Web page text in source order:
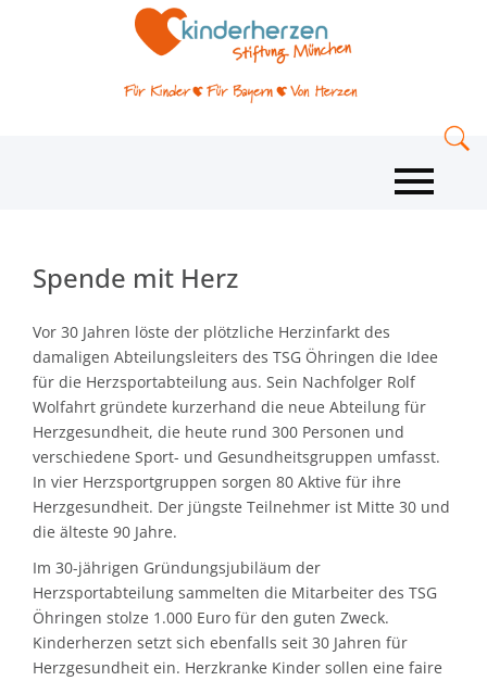
Spende mit Herz
Vor 30 Jahren löste der plötzliche Herzinfarkt des
damaligen Abteilungsleiters des TSG Öhringen die Idee
für die Herzsportabteilung aus. Sein Nachfolger Rolf
Wolfahrt gründete kurzerhand die neue Abteilung für
Herzgesundheit, die heute rund 300 Personen und
verschiedene Sport- und Gesundheitsgruppen umfasst.
In vier Herzsportgruppen sorgen 80 Aktive für ihre
Herzgesundheit. Der jüngste Teilnehmer ist Mitte 30 und
die älteste 90 Jahre.
Im 30-jährigen Gründungsjubiläum der
Herzsportabteilung sammelten die Mitarbeiter des TSG
Öhringen stolze 1.000 Euro für den guten Zweck.
Kinderherzen setzt sich ebenfalls seit 30 Jahren für
Herzgesundheit ein. Herzkranke Kinder sollen eine faire